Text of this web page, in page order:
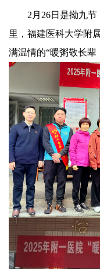
2月26日是拗九
里，福建医科大学附
满温情的“暖粥敬长辈